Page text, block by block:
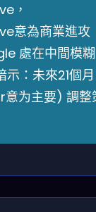
，
意為商業進攻
處在中間模糊
：未來21個月
为主要) 調整